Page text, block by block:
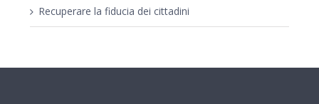
Recuperare la fiducia dei cittadini